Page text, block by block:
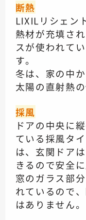
断熱
LIXILリシェン
熱材が充填され
スが使われて
す。
冬は、家の中
太陽の直射熱
採風
ドアの中央に
ている採風タ
は、 玄関ドア
きるので安全
窓のガラス部
れているので、
はありません。